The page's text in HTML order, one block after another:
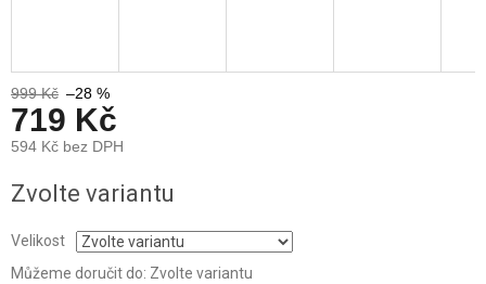
999 Kč –28 %
719 Kč
594 Kč bez DPH
cena:
Zvolte variantu
Velikost
Můžeme doručit do: Zvolte variantu